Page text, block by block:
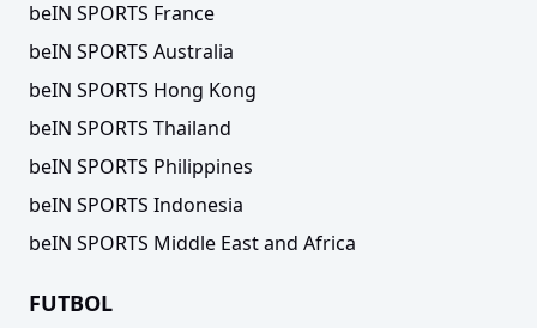
beIN SPORTS France
beIN SPORTS Australia
beIN SPORTS Hong Kong
beIN SPORTS Thailand
beIN SPORTS Philippines
beIN SPORTS Indonesia
beIN SPORTS Middle East and Africa
FUTBOL